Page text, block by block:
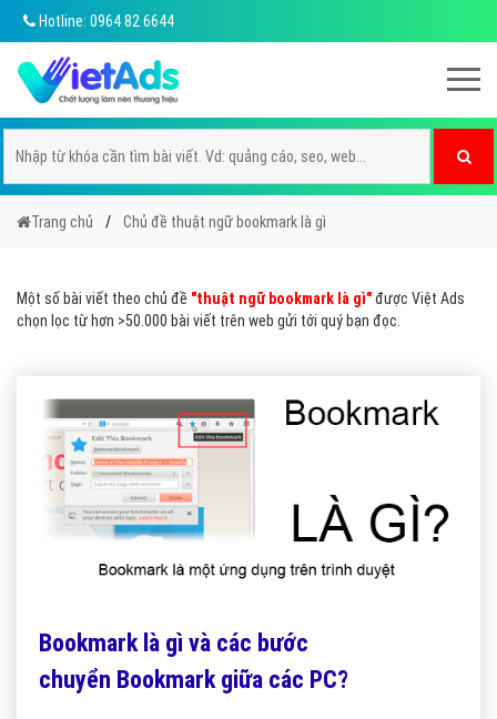
Hotline: 0964 82 6644
Trang chủ Chủ đề thuật ngữ bookmark là gì
Một số bài viết theo chủ đề "thuật ngữ bookmark là gì"được Việt Ads
chọn lọc từ hơn >50.000 bài viết trên web gửi tới quý bạn đọc.
Bookmark là gì và các bước
chuyển Bookmark giữa các PC?